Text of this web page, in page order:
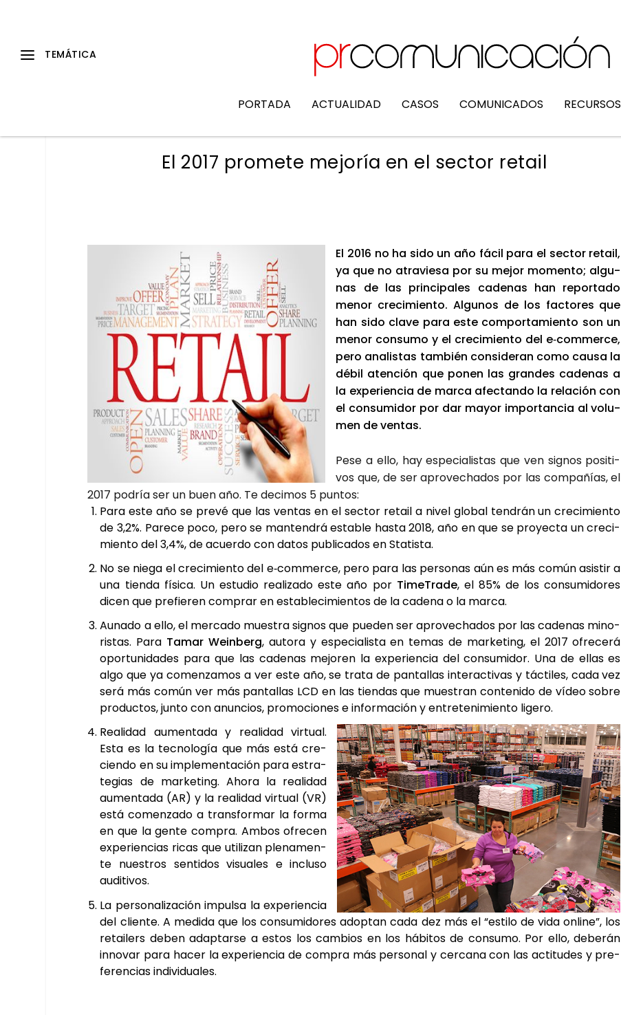
PORTADA ACTUALIDAD CASOS COMUNICADOS RECURSOS
El 2017 promete mejoría en el sector retail
El 2016 no ha sido un año fácil para el sec­tor retail,
ya que no atra­vie­sa por su mejor momen­to; algu­
nas de las prin­ci­pa­les cade­nas han repor­ta­do
menor cre­ci­mien­to. Algu­nos de los fac­to­res que
han sido cla­ve para este com­por­ta­mien­to son un
menor con­su­mo y el cre­ci­mien­to del e‑commerce,
pero ana­lis­tas tam­bién con­si­de­ran como cau­sa la
débil aten­ción que ponen las gran­des cade­nas a
la expe­rien­cia de mar­ca afec­tan­do la rela­ción con
el con­su­mi­dor por dar mayor impor­tan­cia al volu­
men de ven­tas.
Pese a ello, hay espe­cia­lis­tas que ven sig­nos posi­ti­
vos que, de ser apro­ve­cha­dos por las com­pa­ñías, el
2017 podría ser un buen año. Te deci­mos 5 pun­tos:
Para este año se pre­vé que las ven­tas en el sec­tor retail a nivel glo­bal ten­drán un cre­ci­mien­to
de 3,2%. Pare­ce poco, pero se man­ten­drá esta­ble has­ta 2018, año en que se pro­yec­ta un cre­ci­
mien­to del 3,4%, de acuer­do con datos publi­ca­dos en Sta­tis­ta.
No se nie­ga el cre­ci­mien­to del e‑commerce, pero para las per­so­nas aún es más común asis­tir a
una tien­da físi­ca. Un estu­dio rea­li­za­do este año por Time­Tra­de, el 85% de los con­su­mi­do­res
dicen que pre­fie­ren com­prar en esta­ble­ci­mien­tos de la cade­na o la mar­ca.
Auna­do a ello, el mer­ca­do mues­tra sig­nos que pue­den ser apro­ve­cha­dos por las cade­nas mino­
ris­tas. Para Tamar Wein­berg, auto­ra y espe­cia­lis­ta en temas de mar­ke­ting, el 2017 ofre­ce­rá
opor­tu­ni­da­des para que las cade­nas mejo­ren la expe­rien­cia del con­su­mi­dor. Una de ellas es
algo que ya comen­za­mos a ver este año, se tra­ta de pan­ta­llas inter­ac­ti­vas y tác­ti­les, cada vez
será más común ver más pan­ta­llas LCD en las tien­das que mues­tran con­te­ni­do de vídeo sobre
pro­duc­tos, jun­to con anun­cios, pro­mo­cio­nes e infor­ma­ción y entre­te­ni­mien­to lige­ro.
Reali­dad aumen­ta­da y reali­dad vir­tual.
Esta es la tec­no­lo­gía que más está cre­
cien­do en su imple­men­ta­ción para estra­
te­gias de mar­ke­ting. Aho­ra la reali­dad
aumen­ta­da (AR) y la reali­dad vir­tual (VR)
está comen­za­do a trans­for­mar la for­ma
en que la gen­te com­pra. Ambos ofre­cen
expe­rien­cias ricas que uti­li­zan ple­na­men­
te nues­tros sen­ti­dos visua­les e inclu­so
audi­ti­vos.
La per­so­na­li­za­ción impul­sa la expe­rien­cia
del clien­te. A medi­da que los con­su­mi­do­res adop­tan cada dez más el “esti­lo de vida onli­ne”, los
retai­lers deben adap­tar­se a estos los cam­bios en los hábi­tos de con­su­mo. Por ello, debe­rán
inno­var para hacer la expe­rien­cia de com­pra más per­so­nal y cer­ca­na con las acti­tu­des y pre­
fe­ren­cias indi­vi­dua­les.